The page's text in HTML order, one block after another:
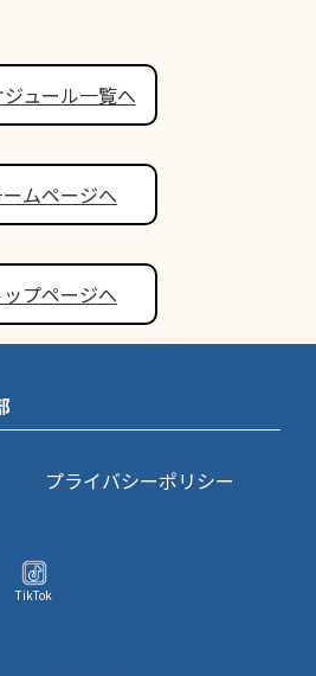
ュール一覧へ
ムページへ
ップページへ
プライバシーポリシー
TikTok